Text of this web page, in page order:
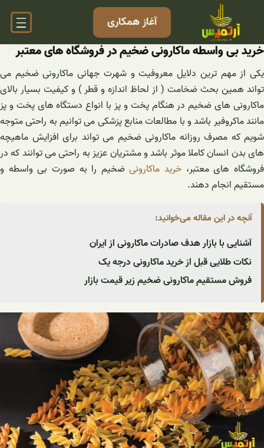
آغاز همکاری
خرید بی واسطه ماکارونی ضخیم در فروشگاه های معتبر
یکی از مهم ترین دلایل معروفیت و شهرت جهانی ماکارونی ضخیم می
تواند همین بحث ضخامت ( از لحاظ اندازه و قطر ) و کیفیت بسیار بالای
ماکارونی های ضخیم در هنگام پخت و پز با انواع دستگاه های پخت و پز
مانند ماکروفیر باشد و با مطالعات منابع پزشکی می توانیم به راحتی متوجه
شویم که مصرف روزانه ماکارونی ضخیم می تواند برای افزایش ماهیچه
های بدن انسان کاملا موثر باشد و مشتریان عزیز به راحتی می توانند که در
فروشگاه های معتبر، خرید ماکارونیضخیم را به صورت بی واسطه و
مستقیم انجام دهند.
آنچه در این مقاله می‌خوانید:
آشنایی با بازار هدف صادرات ماکارونی از ایران
نکات طلایی قبل از خرید ماکارونی درجه یک
فروش مستقیم ماکارونی ضخیم زیر قیمت بازار